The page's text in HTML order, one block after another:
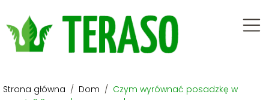
Strona główna / Dom / Czym wyrównać posadzkę w